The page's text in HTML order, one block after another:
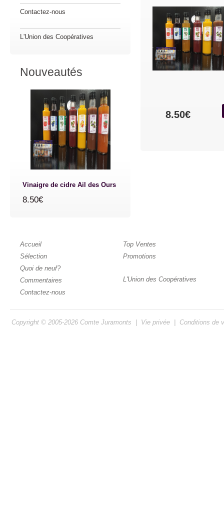
8.50€
Contactez-nous
L'Union des Coopératives
Nouveautés
Vinaigre de cidre Ail des Ours
8.50€
Accueil
Sélection
Quoi de neuf?
Commentaires
Contactez-nous
Top Ventes
Promotions
L'Union des Coopératives
Copyright © 2005-2026 Comte Juramonts Vie privée Conditions de